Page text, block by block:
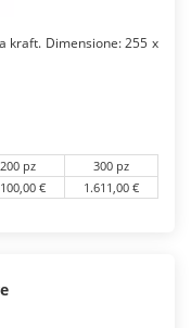
kraft. Dimensione: 255 x
200 pz
300 pz
€ 1.611,00 €